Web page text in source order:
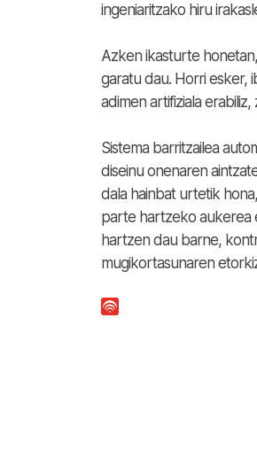
ingeniaritzako hiru
Azken ikasturte
garatu dau. Horri esker,
adimen artifiziala
Sistema barritzailea
diseinu onenaren
dala hainbat urtetik hona,
parte hartzeko aukerea
hartzen dau barne,
mugikortasunaren